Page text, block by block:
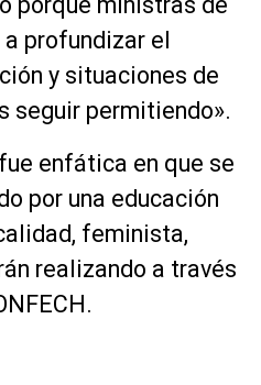
profundizar el
y situaciones de
seguir permitiendo».
enfática en que se
por una educación
feminista,
realizando a través